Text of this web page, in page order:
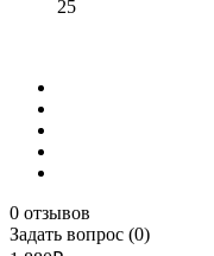
25
0 отзывов
Задать вопрос (0)